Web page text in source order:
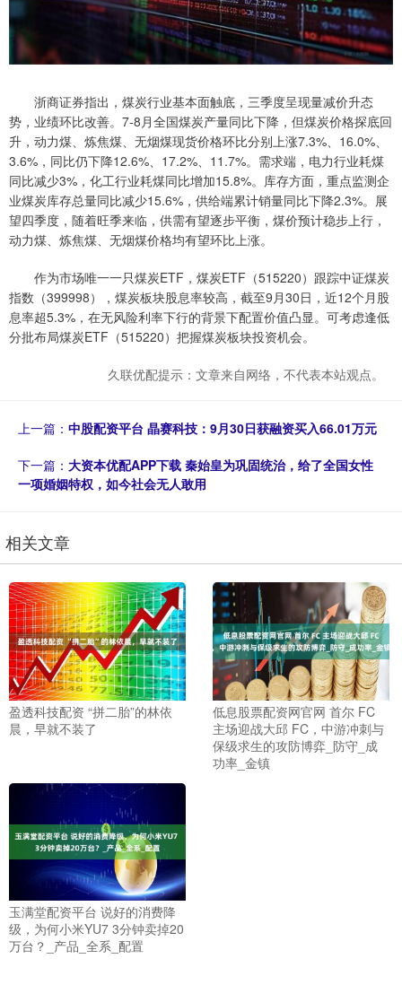
浙商证券指出，煤炭行业基本面触底，三季度呈现量减价升态
势，业绩环比改善。7-8月全国煤炭产量同比下降，但煤炭价格探底回
升，动力煤、炼焦煤、无烟煤现货价格环比分别上涨7.3%、16.0%、
3.6%，同比仍下降12.6%、17.2%、11.7%。需求端，电力行业耗煤
同比减少3%，化工行业耗煤同比增加15.8%。库存方面，重点监测企
业煤炭库存总量同比减少15.6%，供给端累计销量同比下降2.3%。展
望四季度，随着旺季来临，供需有望逐步平衡，煤价预计稳步上行，
动力煤、炼焦煤、无烟煤价格均有望环比上涨。
作为市场唯一一只煤炭ETF，煤炭ETF（515220）跟踪中证煤炭
指数（399998），煤炭板块股息率较高，截至9月30日，近12个月股
息率超5.3%，在无风险利率下行的背景下配置价值凸显。可考虑逢低
分批布局煤炭ETF（515220）把握煤炭板块投资机会。
久联优配提示：文章来自网络，不代表本站观点。
上一篇： 中股配资平台 晶赛科技：9月30日获融资买入66.01万元
下一篇： 大资本优配APP下载 秦始皇为巩固统治，给了全国女性
一项婚姻特权，如今社会无人敢用
相关文章
盈透科技配资 “拼二胎”的林依
晨，早就不装了
低息股票配资网官网 首尔 FC
主场迎战大邱 FC，中游冲刺与
保级求生的攻防博弈_防守_成
功率_金镇
玉满堂配资平台 说好的消费降
级，为何小米YU7 3分钟卖掉20
万台？_产品_全系_配置